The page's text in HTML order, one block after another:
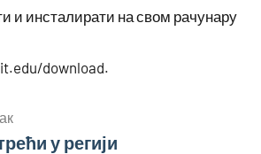
и инсталирати на свом рачунару
download.
у регији